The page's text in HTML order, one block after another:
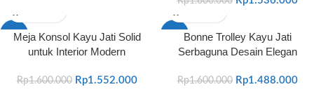
-3%
Meja Konsol Kayu Jati Solid
untuk Interior Modern
Rp1.600.000 Rp1.552.000
Bonne Trolley Kayu Jati
Serbaguna Desain Elegan
Rp1.600.000 Rp1.488.000